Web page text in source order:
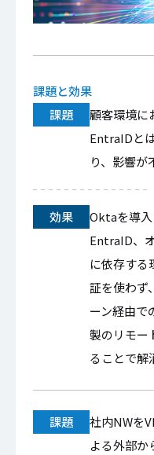
課題と効果
課題
顧客環境に
EntraIDと
り、影響が
効果
Oktaを導
EntraID、
に依存す
証を使わず
ーン経由で
製のリモー
ることで解
課題
社内NWを
よる外部か